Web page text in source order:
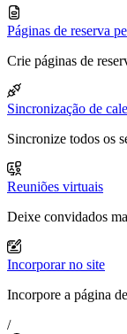
Páginas de reserva
Crie páginas de
Sincronização de
Sincronize todos os
Reuniões virtuais
Deixe convidados
Incorporar no site
Incorpore a página
/